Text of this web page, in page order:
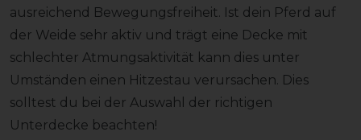
ausreichend Bewegungsfreiheit. Ist dein Pferd auf
der Weide sehr aktiv und trägt eine Decke mit
schlechter Atmungsaktivität kann dies unter
Umständen einen Hitzestau verursachen. Dies
solltest du bei der Auswahl der richtigen
Unterdecke beachten!